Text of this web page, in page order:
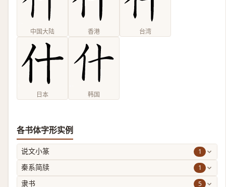
中国大陆 香港 台湾
日本 韩国
各书体字形实例
说文小篆 1
秦系简牍 1
隶书 5